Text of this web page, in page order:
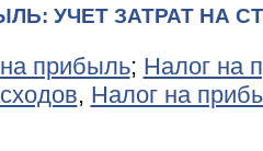
УЧЕТ ЗАТРАТ НА
прибыль; Налог на
, Налог на